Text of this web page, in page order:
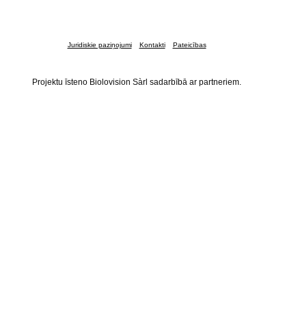
Juridiskie paziņojumi Kontakti Pateicības
Projektu īsteno Biolovision Sàrl sadarbībā ar partneriem.